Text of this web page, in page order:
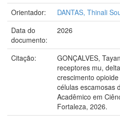
Orientador:
DANTAS, Thinali
Data do
documento:
2026
Citação:
GONÇALVES,
receptores mu,
crescimento
células escamosas
Acadêmico em
Fortaleza, 2026.